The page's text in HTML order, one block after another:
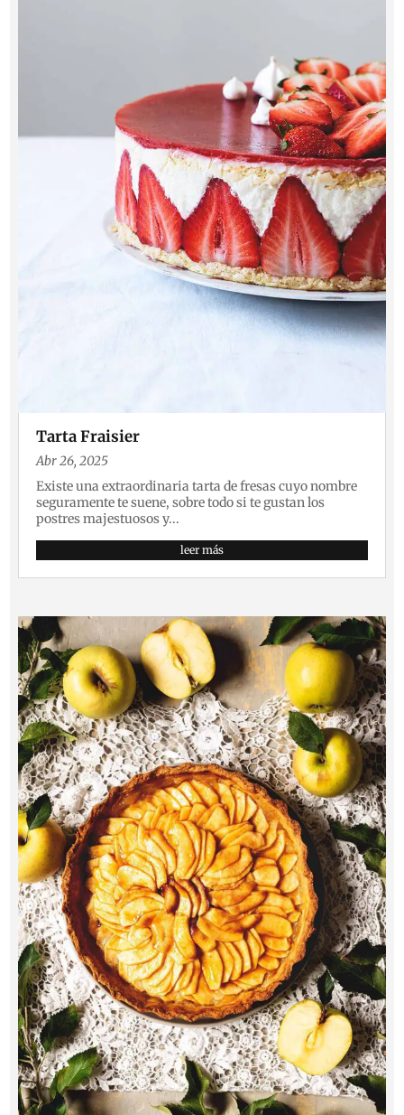
Tarta Fraisier
Abr 26, 2025
Existe una extraordinaria tarta de fresas cuyo nombre
seguramente te suene, sobre todo si te gustan los
postres majestuosos y...
leer más